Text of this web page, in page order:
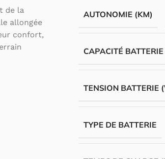
de la
allongée
confort,
AUTONOMIE (KM)
CAPACITÉ
TENSION BATTERIE
TYPE DE BATTERIE